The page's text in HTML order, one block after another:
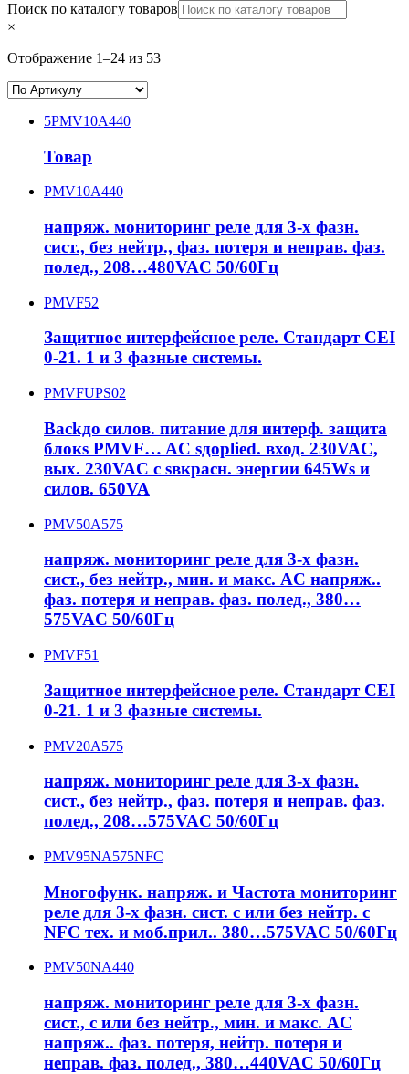
Поиск по каталогу товаров
×
Отображение 1–24 из 53
5PMV10A440
Товар
PMV10A440
напряж. мониторинг реле для 3-х фазн.
сист., без нейтр., фаз. потеря и неправ. фаз.
полед., 208…480VAC 50/60Гц
PMVF52
Защитное интерфейсное реле. Стандарт CEI
0-21. 1 и 3 фазные системы.
PMVFUPS02
Backдо силов. питание для интерф. защита
блокs PMVF… AC sдоplied. вход. 230VAC,
вых. 230VAC с sвкрасн. энергии 645Ws и
силов. 650VA
PMV50A575
напряж. мониторинг реле для 3-х фазн.
сист., без нейтр., мин. и макс. AC напряж..
фаз. потеря и неправ. фаз. полед., 380…
575VAC 50/60Гц
PMVF51
Защитное интерфейсное реле. Стандарт CEI
0-21. 1 и 3 фазные системы.
PMV20A575
напряж. мониторинг реле для 3-х фазн.
сист., без нейтр., фаз. потеря и неправ. фаз.
полед., 208…575VAC 50/60Гц
PMV95NA575NFC
Многофунк. напряж. и Частота мониторинг
реле для 3-х фазн. сист. с или без нейтр. с
NFC тех. и моб.прил.. 380…575VAC 50/60Гц
PMV50NA440
напряж. мониторинг реле для 3-х фазн.
сист., с или без нейтр., мин. и макс. AC
напряж.. фаз. потеря, нейтр. потеря и
неправ. фаз. полед., 380…440VAC 50/60Гц